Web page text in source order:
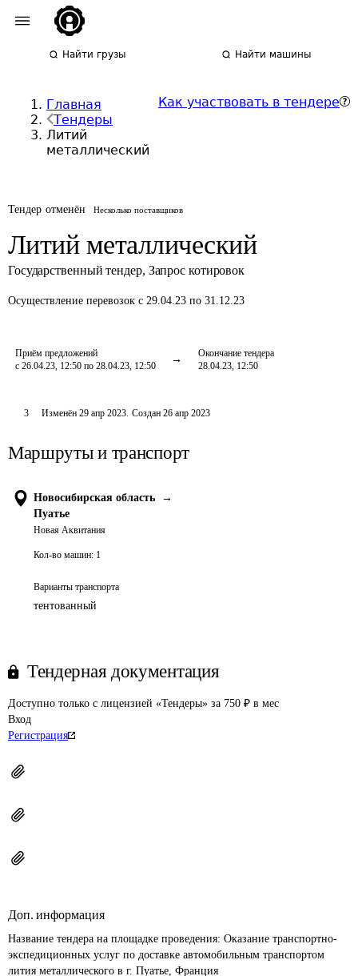
Найти грузы Найти машины
Главная
Тендеры
Литий
металлический
Как участвовать в тендере
Тендер отменён Несколько поставщиков
Литий металлический
Государственный тендер, Запрос котировок
Осуществление перевозок с 29.04.23 по 31.12.23
Приём предложений
с 26.04.23, 12:50 по 28.04.23, 12:50
Окончание тендера
28.04.23, 12:50
3 Изменён 29 апр 2023. Создан 26 апр 2023
Маршруты и транспорт
Новосибирская область
→
Пуатье
Новая Аквитания
Кол-во машин: 1
Варианты транспорта
тентованный
Тендерная документация
Доступно только с лицензией «Тендеры» за 750 ₽ в мес
Вход
Регистрация
Доп. информация
Название тендера на площадке проведения: Оказание транспортно-
экспедиционных услуг по доставке автомобильным транспортом
лития металлического в г. Пуатье, Франция